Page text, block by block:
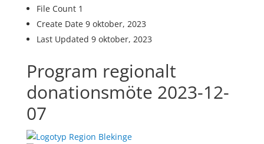
File Count 1
Create Date 9 oktober, 2023
Last Updated 9 oktober, 2023
Program regionalt
donationsmöte 2023-12-
07